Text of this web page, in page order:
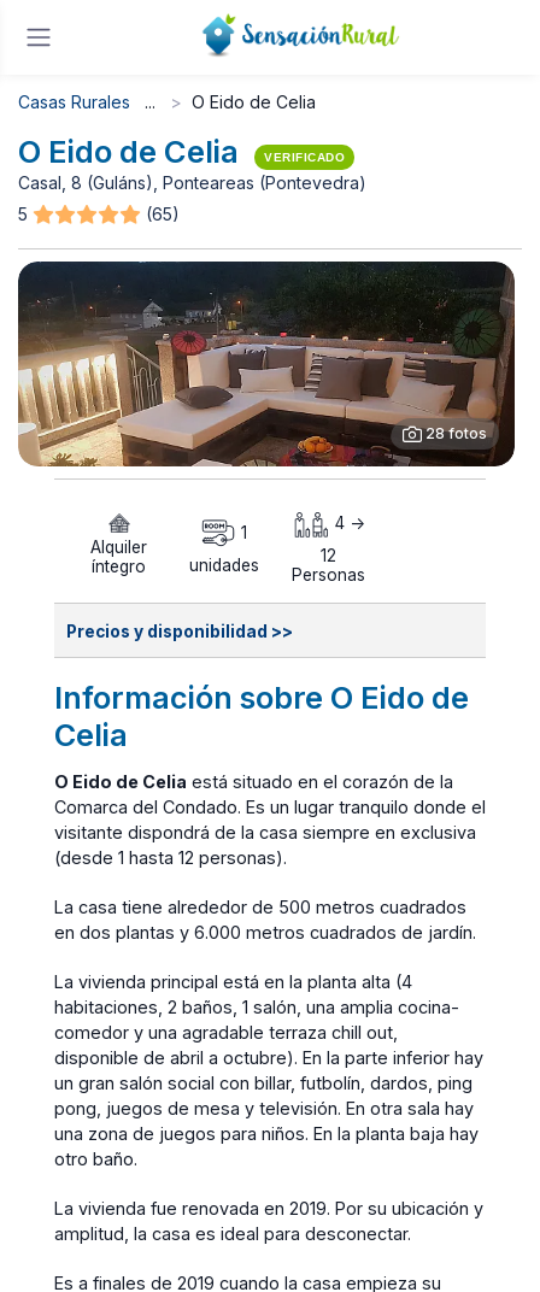
Casas Rurales O Eido de Celia
O Eido de Celia VERIFICADO
Casal, 8 (Guláns), Ponteareas (Pontevedra)
5
(65)
28 fotos
Alquiler
íntegro
1
unidades
4 ->
12
Personas
Precios y disponibilidad >>
Información sobre O Eido de
Celia
O Eido de Celia está situado en el corazón de la
Comarca del Condado. Es un lugar tranquilo donde el
visitante dispondrá de la casa siempre en exclusiva
(desde 1 hasta 12 personas).
La casa tiene alrededor de 500 metros cuadrados
en dos plantas y 6.000 metros cuadrados de jardín.
La vivienda principal está en la planta alta (4
habitaciones, 2 baños, 1 salón, una amplia cocina-
comedor y una agradable terraza chill out,
disponible de abril a octubre). En la parte inferior hay
un gran salón social con billar, futbolín, dardos, ping
pong, juegos de mesa y televisión. En otra sala hay
una zona de juegos para niños. En la planta baja hay
otro baño.
La vivienda fue renovada en 2019. Por su ubicación y
amplitud, la casa es ideal para desconectar.
Es a finales de 2019 cuando la casa empieza su